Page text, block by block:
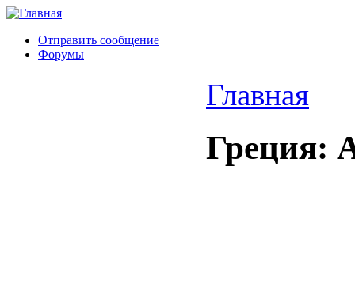
Отправить сообщение
Форумы
Главная
Греция: